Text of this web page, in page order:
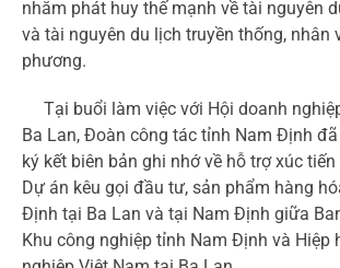
nhằm phát huy thế mạnh về tài nguyên
và tài nguyên du lịch truyền thống, nhân
phương.
Tại buổi làm việc với Hội doanh
Ba Lan, Đoàn công tác tỉnh Nam Định
ký kết biên bản ghi nhớ về hỗ trợ xúc
Dự án kêu gọi đầu tư, sản phẩm hàng
Định tại Ba Lan và tại Nam Định giữa
Khu công nghiệp tỉnh Nam Định và Hiệp